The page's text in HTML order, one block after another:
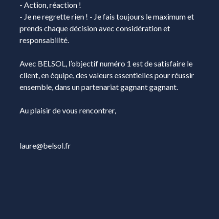
- Action, réaction !
- Je ne regrette rien ! - Je fais toujours le maximum et
prends chaque décision avec considération et
responsabilité.
Avec BELSOL, l’objectif numéro 1 est de satisfaire le
client, en équipe, des valeurs essentielles pour réussir
ensemble, dans un partenariat gagnant gagnant.
Au plaisir de vous rencontrer,
laure@belsol.fr